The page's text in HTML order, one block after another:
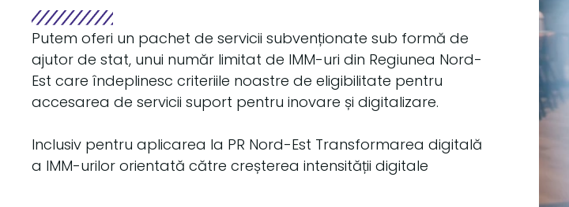
Putem oferi un pachet de servicii subvenționate sub formă de
ajutor de stat, unui număr limitat de IMM-uri din Regiunea Nord-
Est care îndeplinesc criteriile noastre de eligibilitate pentru
accesarea de servicii suport pentru inovare și digitalizare.
Inclusiv pentru aplicarea la PR Nord-Est Transformarea digitală
a IMM-urilor orientată către creșterea intensității digitale